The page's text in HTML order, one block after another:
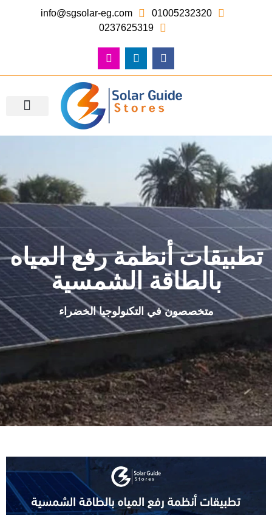
01005232320
info@sgsolar-eg.com
0237625319
تطبيقات أنظمة رفع المياه
بالطاقة الشمسية
متخصصون في التكنولوجيا الخضراء